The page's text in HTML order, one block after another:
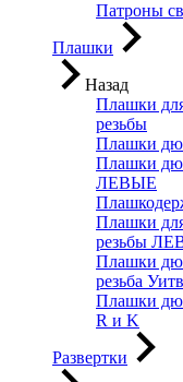
Патроны
Плашки
Назад
Плашки
резьбы
Плашки
Плашки
ЛЕВЫЕ
Плашки
резьбы
Плашки
резьба
Плашки
R и K
Развертки